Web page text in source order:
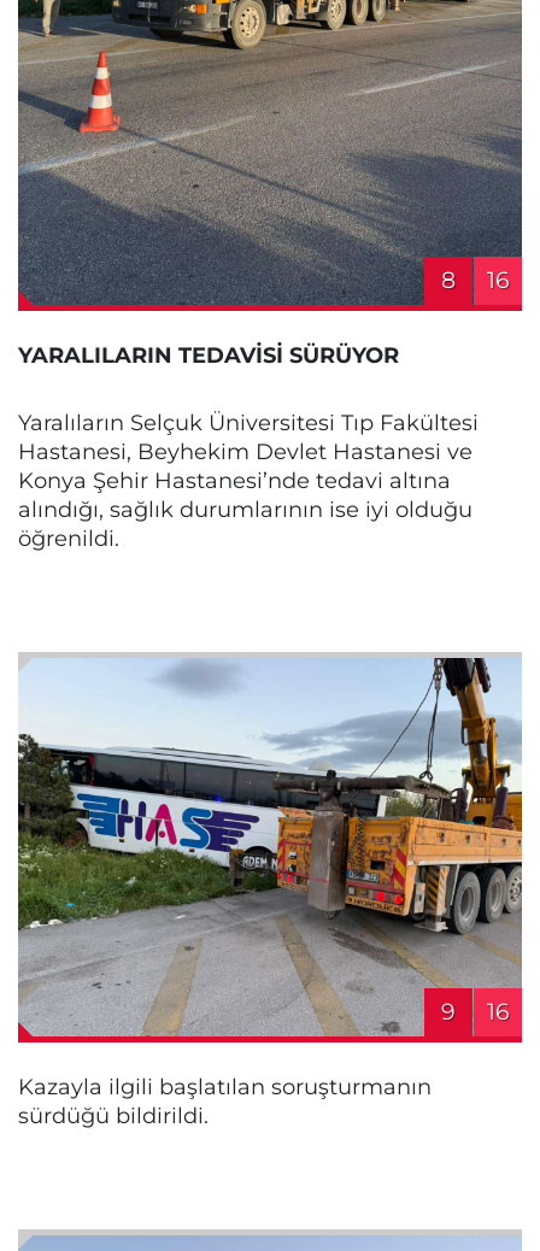
8 16
YARALILARIN TEDAVİSİ SÜRÜYOR
Yaralıların Selçuk Üniversitesi Tıp Fakültesi
Hastanesi, Beyhekim Devlet Hastanesi ve
Konya Şehir Hastanesi’nde tedavi altına
alındığı, sağlık durumlarının ise iyi olduğu
öğrenildi.
9 16
Kazayla ilgili başlatılan soruşturmanın
sürdüğü bildirildi.